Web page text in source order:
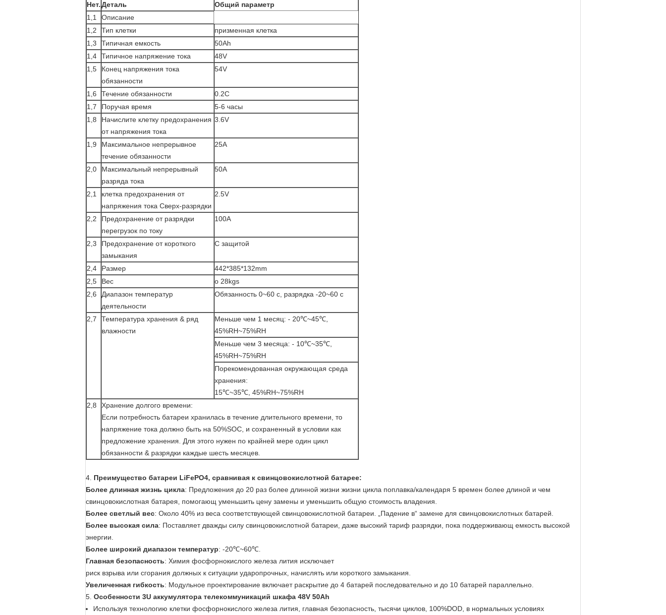
Нет.Деталь
Общий параметр
1,1
Описание
1,2
Тип клетки
призменная клетка
1,3
Типичная емкость
50Ah
1,4
Типичное напряжение тока
48V
1,5
Конец напряжения тока
обязанности
54V
1,6 Течение обязанности
0.2C
1,7
Поручая время
5-6 часы
1,8
Начислите клетку предохранения
от напряжения тока
3.6V
1,9
Максимальное непрерывное
течение обязанности
25A
2,0
Максимальный непрерывный
разряда тока
50A
2,1
клетка предохранения от
напряжения тока Сверх-разрядки
2.5V
2,2
Предохранение от разрядки
перегрузок по току
100A
2,3
Предохранение от короткого
замыкания
С защитой
2,4 Размер
442*385*132mm
2,5
Вес
о 28kgs
2,6
Диапазон температур
деятельности
Обязанность 0~60 c, разрядка -20~60 c
2,7
Температура хранения & ряд
влажности
Меньше чем 1 месяц: - 20℃~45℃,
45%RH~75%RH
Меньше чем 3 месяца: - 10℃~35℃,
45%RH~75%RH
Порекомендованная окружающая среда
хранения:
15℃~35℃, 45%RH~75%RH
2,8
Хранение долгого времени:
Если потребность батареи хранилась в течение длительного времени, то
напряжение тока должно быть на 50%SOC, и сохраненный в условии как
предложение хранения. Для этого нужен по крайней мере один цикл
обязанности & разрядки каждые шесть месяцев.
4. Преимущество батареи LiFePO4, сравнивая к свинцовокислотной батарее:
Более длинная жизнь цикла: Предложения до 20 раз более длинной жизни жизни цикла поплавка/календаря 5 времен более длиной и чем
свинцовокислотная батарея, помогающ уменьшить цену замены и уменьшить общую стоимость владения.
Более светлый вес: Около 40% из веса соответствующей свинцовокислотной батареи. „Падение в“ замене для свинцовокислотных батарей.
Более высокая сила: Поставляет дважды силу свинцовокислотной батареи, даже высокий тариф разрядки, пока поддерживающ емкость высокой
энергии.
Более широкий диапазон температур: -20℃~60℃.
Главная безопасность: Химия фосфорнокислого железа лития исключает
риск взрыва или сгорания должных к ситуации ударопрочных, начислять или короткого замыкания.
Увеличенная гибкость: Модульное проектирование включает раскрытие до 4 батарей последовательно и до 10 батарей параллельно.
5. Особенности 3U аккумулятора телекоммуникаций шкафа 48V 50Ah
Используя технологию клетки фосфорнокислого железа лития, главная безопасность, тысячи циклов, 100%DOD, в нормальных условиях